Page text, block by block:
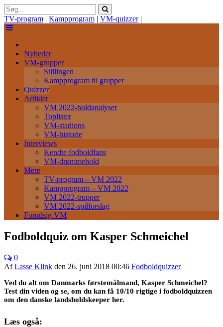
TV-program | Kampprogram | VM-quizzer |
Nyheder
VM-grupper
Stillingen
Kampprogram til grupper
Quizzer
Artikler
VM 2022-holdanalyser
Toplister
VM-stadions
VM-historie
Interviews
Kendte fodboldfans
VM-drømmehold
Mere
TV-program – VM 2022
Kampprogram – VM 2022
VM 2022-trupper
VM 2022-spilforslag
Forudsig VM
Fodboldquiz om Kasper Schmeichel
0
AfLasse Klink den 26. juni 2018 00:46 Fodboldquizzer
Ved du alt om Danmarks førstemålmand, Kasper Schmeichel?
Test din viden og se, om du kan få 10/10 rigtige i fodboldquizzen
om den danske landsholdskeeper her.
Læs også: